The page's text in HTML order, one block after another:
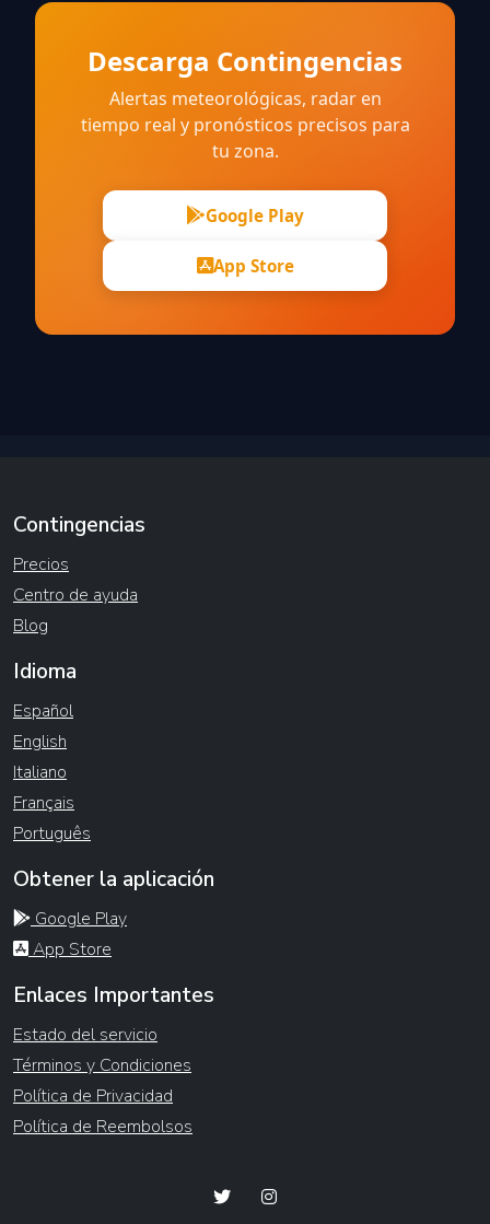
Descarga Contingencias
Alertas meteorológicas, radar en
tiempo real y pronósticos precisos para
tu zona.
Google Play
App Store
Contingencias
Precios
Centro de ayuda
Blog
Idioma
Español
English
Italiano
Français
Português
Obtener la aplicación
Google Play
App Store
Enlaces Importantes
Estado del servicio
Términos y Condiciones
Política de Privacidad
Política de Reembolsos